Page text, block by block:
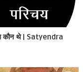
कौन थे | Satyendra